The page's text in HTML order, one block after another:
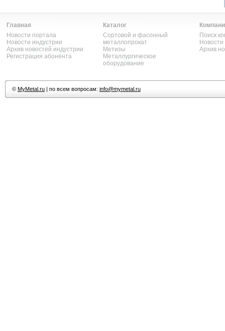
Главная
Новости портала
Новости индустрии
Архив новостей индустрии
Регистрация абонента
Каталог
Сортовой и фасонный
металлопрокат
Метизы
Металлургическое
оборудование
Поиск
Архив
© MyMetal.ru| по всем вопросам: info@mymetal.ru